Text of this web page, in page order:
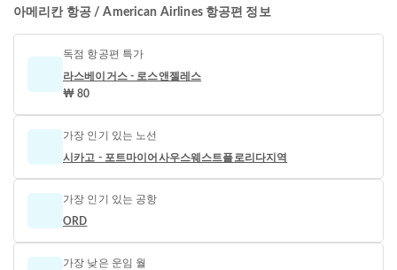
아메리칸 항공 / American Airlines 항공편 정보
독점 항공편 특가
라스베이거스 - 로스앤젤레스
₩ 80
가장 인기 있는 노선
시카고 - 포트마이어사우스웨스트플로리다지역
가장 인기 있는 공항
ORD
가장 낮은 운임 월